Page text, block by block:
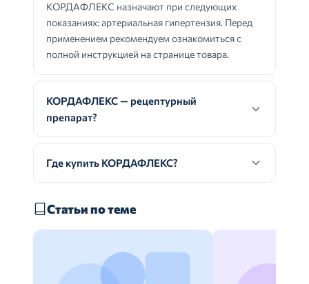
КОРДАФЛЕКС назначают при следующих
показаниях: артериальная гипертензия. Перед
применением рекомендуем ознакомиться с
полной инструкцией на странице товара.
КОРДАФЛЕКС — рецептурный
препарат?
Где купить КОРДАФЛЕКС?
Статьи по теме